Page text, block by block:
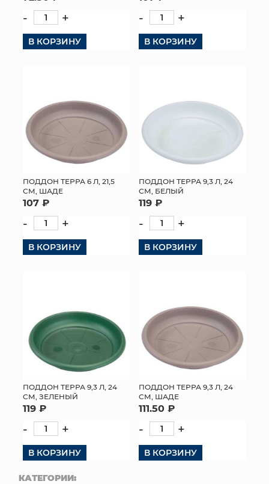
- +
В КОРЗИНУ
- +
В КОРЗИНУ
ПОДДОН ТЕРРА 6 Л, 21,5
СМ, ШАДЕ
107 ₽
- +
В КОРЗИНУ
ПОДДОН ТЕРРА 9,3 Л, 24
СМ, БЕЛЫЙ
119 ₽
- +
В КОРЗИНУ
ПОДДОН ТЕРРА 9,3 Л, 24
СМ, ЗЕЛЕНЫЙ
119 ₽
- +
В КОРЗИНУ
ПОДДОН ТЕРРА 9,3 Л, 24
СМ, ШАДЕ
111.50 ₽
- +
В КОРЗИНУ
КАТЕГОРИИ: